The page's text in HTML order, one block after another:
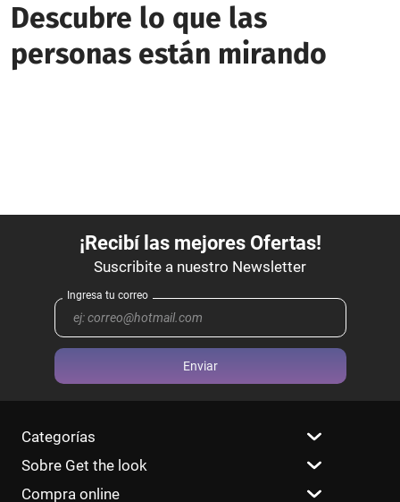
Descubre lo que las
personas están mirando
Enviar
Categorías
Sobre Get the look
Compra online